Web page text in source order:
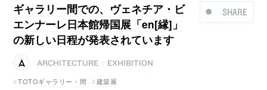
SHARE
ギャラリー間での、ヴェネチア・ビ
エンナーレ日本館帰国展「en[縁]」
の新しい日程が発表されています
ARCHITECTURE
EXHIBITION
TOTOギャラリー・間
建築展